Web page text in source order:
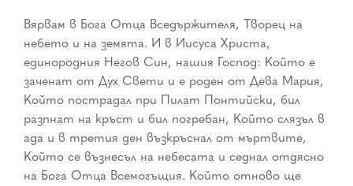
Вярвам в Бога Отца Вседържителя, Творец на
небето и на земята. И в Иисуса Христа,
единородния Негов Син, нашия Господ: Който е
заченат от Дух Свети и е роден от Дева Мария,
Който пострадал при Пилат Понтийски, бил
разпнат на кръст и бил погребан, Който слязъл в
ада и в третия ден възкръснал от мъртвите,
Който се възнесъл на небесата и седнал отдясно
на Бога Отца Всемогъщия. Който отново ще